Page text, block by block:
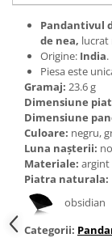
Bijuterii spinel
Bijuterii tanzanit
Bijuterii topaz
Bijuterii turcoaz
Bijuterii turmaline
Bijuterii morganit
Pandantivul
de nea, lucrat
Origine: India.
Piesa este
Gramaj: 23.6 g
Dimensiune
Dimensiune
Culoare: negru,
Luna nașterii:
Materiale: argint
Piatra naturala:
obsidian
Categorii: